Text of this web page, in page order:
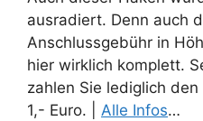
ausradiert. Denn auch
Anschlussgebühr in
hier wirklich komplett.
zahlen Sie lediglich
1,- Euro. | Alle Infos…